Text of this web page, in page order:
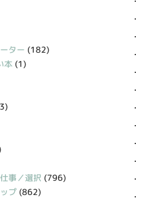
ター (182)
本(1)
事／選択 (796)
プ (862)